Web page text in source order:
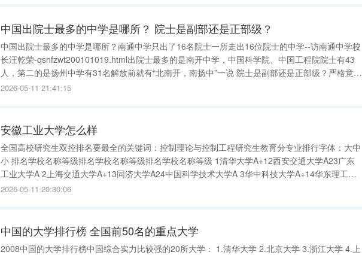
中国出院士最多的中学是哪所？ 院士是副部还是正部级？
中国出院士最多的中学是哪所？南通中学只出了16名院士一所走出16位院士的中学--访南通中学校
长汪乾荣-qsnfzwt200101019.html出院士最多的是南开中学，中国科学院、中国工程院院士有43
人，第二的是扬州中学有31名解放前就有“北南开，南扬中”一说 院士是副部还是正部级？严格意义
上来讲院士并没有行政级别，不属于干部，而是一种学术称号，只是享受的工作待遇相当于副部
2026-05-11 21:41:15
安徽工业大学怎么样
全国高校研究生双控排名要最全的关键词：控制理论与控制工程研究生教育分专业排行字体：大中
小 排名学校名称等级排名学校名称等级排名学校名称等级 1清华大学A+12西安交通大学A23广东
工业大学A 2上海交通大学A+13同济大学A24中国科学技术大学A 3华中科技大学A+14华东理工大
学A25北京大学A 4东北大学A+15西北工业大学A26江南大学A 5浙江大学A+16湖南大学A27兰州理
2026-05-11 20:30:06
中国的大学排行榜 全国前50名的重点大学
2008中国的大学排行榜中国综合实力比较强的20所大学： 1.清华大学 2.北京大学 3.浙江大学 4.上